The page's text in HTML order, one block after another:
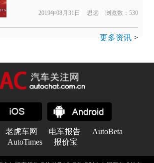
2019年08月31日 思远 浏览数：530
更多资讯>
老虎车网 电车报告
AutoBeta
AutoTimes
报价宝